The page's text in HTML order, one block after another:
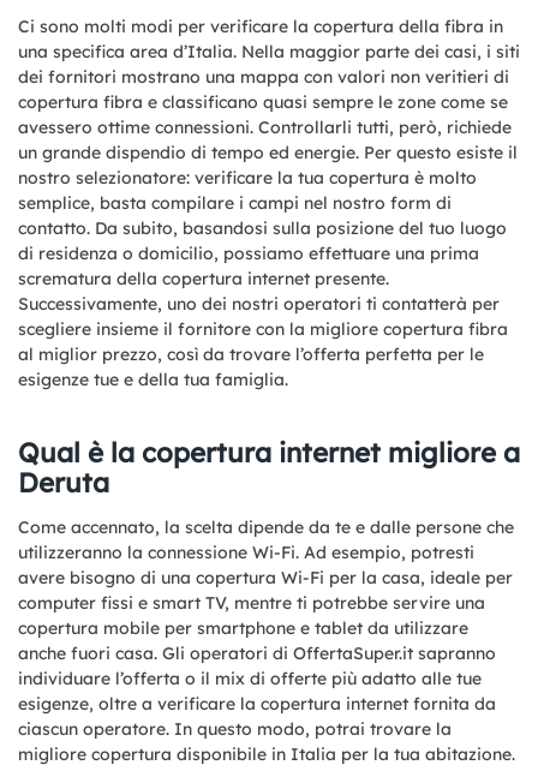
Ci sono molti modi per verificare la copertura della fibra in
una specifica area d’Italia. Nella maggior parte dei casi, i siti
dei fornitori mostrano una mappa con valori non veritieri di
copertura fibra e classificano quasi sempre le zone come se
avessero ottime connessioni. Controllarli tutti, però, richiede
un grande dispendio di tempo ed energie. Per questo esiste il
nostro selezionatore: verificare la tua copertura è molto
semplice, basta compilare i campi nel nostro form di
contatto. Da subito, basandosi sulla posizione del tuo luogo
di residenza o domicilio, possiamo effettuare una prima
scrematura della copertura internet presente.
Successivamente, uno dei nostri operatori ti contatterà per
scegliere insieme il fornitore con la migliore copertura fibra
al miglior prezzo, così da trovare l’offerta perfetta per le
esigenze tue e della tua famiglia.
Qual è la copertura internet migliore a
Deruta
Come accennato, la scelta dipende da te e dalle persone che
utilizzeranno la connessione Wi-Fi. Ad esempio, potresti
avere bisogno di una copertura Wi-Fi per la casa, ideale per
computer fissi e smart TV, mentre ti potrebbe servire una
copertura mobile per smartphone e tablet da utilizzare
anche fuori casa. Gli operatori di OffertaSuper.it sapranno
individuare l’offerta o il mix di offerte più adatto alle tue
esigenze, oltre a verificare la copertura internet fornita da
ciascun operatore. In questo modo, potrai trovare la
migliore copertura disponibile in Italia per la tua abitazione.